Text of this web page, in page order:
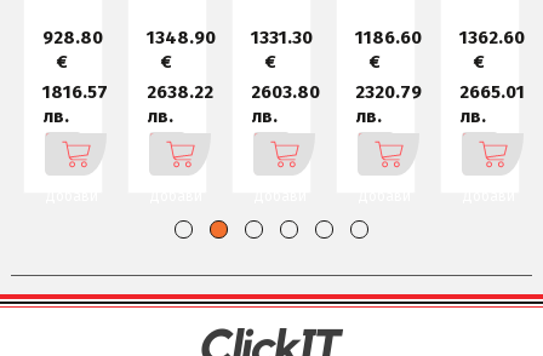
Co
928.80
€
1816.57
лв.
1348.90
€
2638.22
лв.
1331.30
€
2603.80
лв.
1186.60
€
2320.79
лв.
1362.60
€
2665.01
лв.